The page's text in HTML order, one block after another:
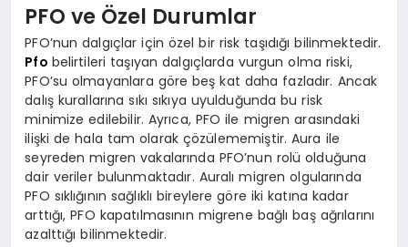
PFO ve Özel Durumlar
PFO’nun dalgıçlar için özel bir risk taşıdığı bilinmektedir.
Pfo belirtileri taşıyan dalgıçlarda vurgun olma riski,
PFO’su olmayanlara göre beş kat daha fazladır. Ancak
dalış kurallarına sıkı sıkıya uyulduğunda bu risk
minimize edilebilir. Ayrıca, PFO ile migren arasındaki
ilişki de hala tam olarak çözülememiştir. Aura ile
seyreden migren vakalarında PFO’nun rolü olduğuna
dair veriler bulunmaktadır. Auralı migren olgularında
PFO sıklığının sağlıklı bireylere göre iki katına kadar
arttığı, PFO kapatılmasının migrene bağlı baş ağrılarını
azalttığı bilinmektedir.